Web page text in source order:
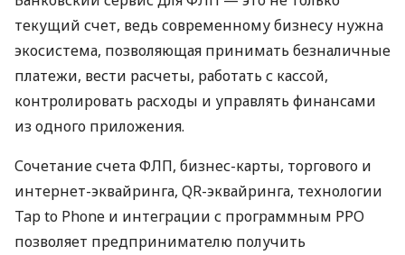
текущий счет, ведь современному бизнесу нужна
экосистема, позволяющая принимать безналичные
платежи, вести расчеты, работать с кассой,
контролировать расходы и управлять финансами
из одного приложения.
Сочетание счета ФЛП, бизнес-карты, торгового и
интернет-эквайринга, QR-эквайринга, технологии
Tap to Phone и интеграции с программным РРО
позволяет предпринимателю получить